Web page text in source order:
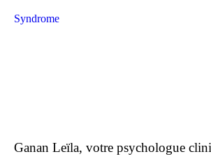
Syndrome
Ganan Leïla, votre psychologue